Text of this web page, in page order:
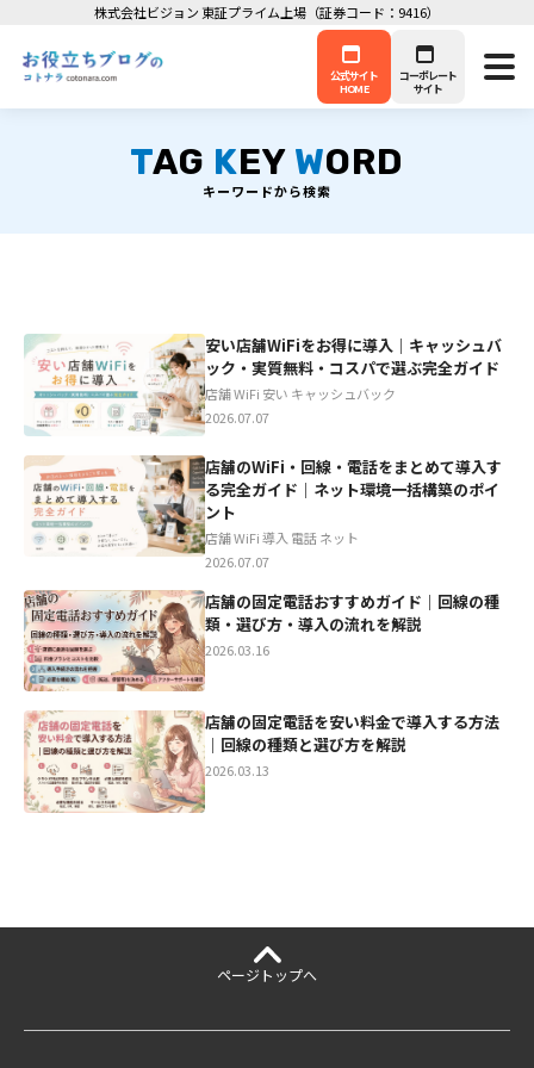
株式会社ビジョン 東証プライム上場（証券コード：9416）
公式サイト
HOME
コーポレート
サイト
TAG KEY WORD
キーワードから検索
安い店舗WiFiをお得に導入｜キャッシュバ
ック・実質無料・コスパで選ぶ完全ガイド
店舗 WiFi 安い キャッシュバック
2026.07.07
店舗のWiFi・回線・電話をまとめて導入す
る完全ガイド｜ネット環境一括構築のポイ
ント
店舗 WiFi 導入 電話 ネット
2026.07.07
店舗の固定電話おすすめガイド｜回線の種
類・選び方・導入の流れを解説
2026.03.16
店舗の固定電話を安い料金で導入する方法
｜回線の種類と選び方を解説
2026.03.13
ページ トップへ